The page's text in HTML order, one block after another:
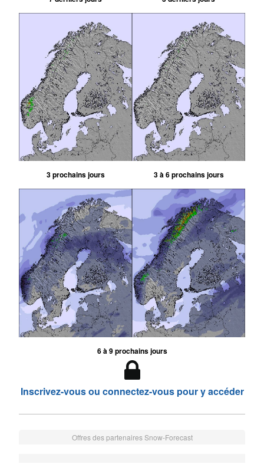
3 prochains jours 3 à 6 prochains jours
6 à 9 prochains jours
Inscrivez-vous ou connectez-vous pour y accéder
Offres des partenaires Snow-Forecast